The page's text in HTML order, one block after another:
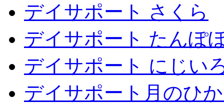
デイサポート さくら
デイサポート たんぽ
デイサポート にじい
デイサポート月のひ